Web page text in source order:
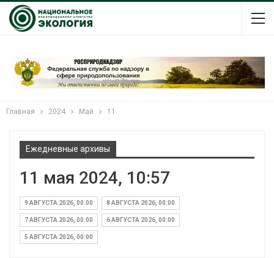
Главная 2024 Май 11
Ежедневные архивы
11 мая 2024, 10:57
9 АВГУСТА 2026, 00:00 8 АВГУСТА 2026, 00:00
7 АВГУСТА 2026, 00:00 6 АВГУСТА 2026, 00:00
5 АВГУСТА 2026, 00:00